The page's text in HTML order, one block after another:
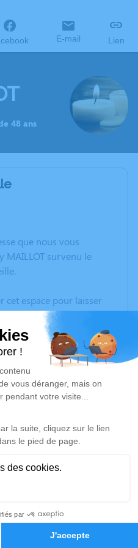
Hommages
E-mail Lien
48 ans
que nous vous
MAILLOT survenu le
cet espace pour laisser
photos souvenirs, une
à travers des
est un lieu
la mémoire d’Henry
hommage est
Je rends hommage
et Parc Mémorial
Provence